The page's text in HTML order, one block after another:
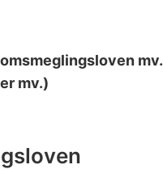
mv.
mv.)